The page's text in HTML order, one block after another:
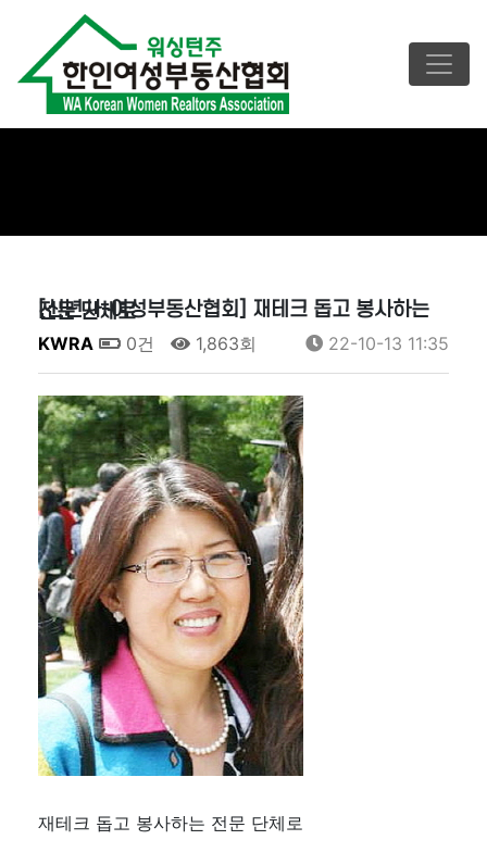
[신년사-여성부동산협회] 재테크 돕고 봉사하는 전문 단체로
KWRA 0건 1,863회 22-10-13 11:35
재테크 돕고 봉사하는 전문 단체로